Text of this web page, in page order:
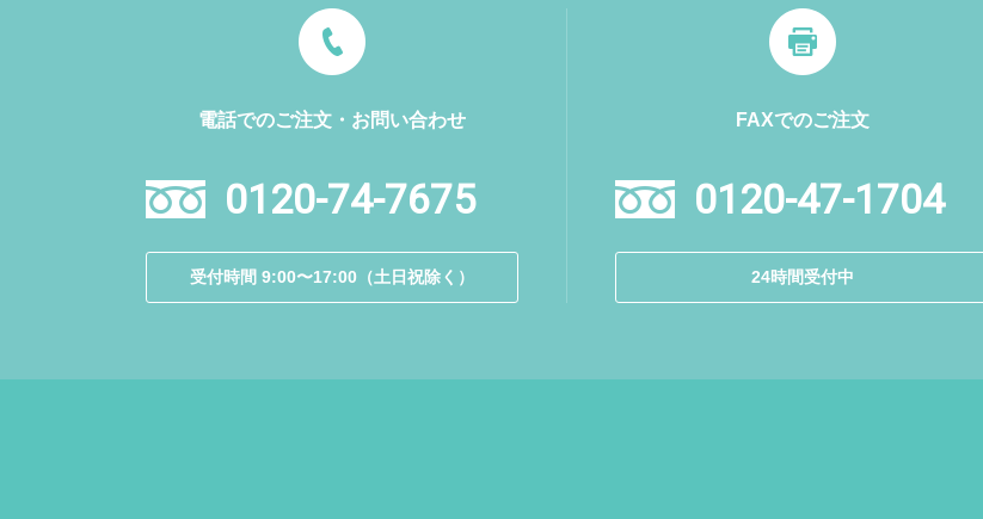
電話でのご注文・お問い合わせ
0120-74-7675
受付時間 9:00〜17:00（土日祝除く）
FAXでのご注文
0120-47-1704
24時間受付中